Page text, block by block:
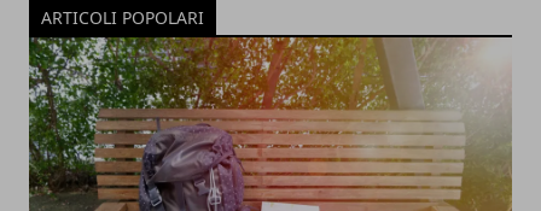
ARTICOLI POPOLARI